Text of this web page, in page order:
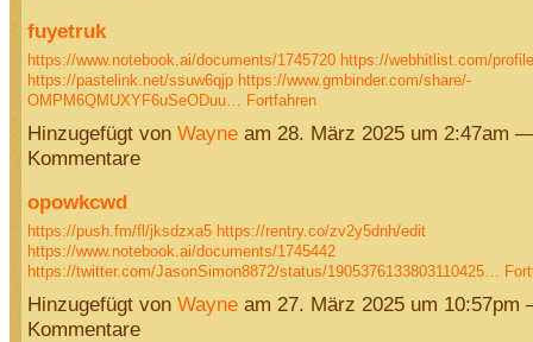
fuyetruk
https://www.notebook.ai/documents/1745720 https://webhitlist.com/
https://pastelink.net/ssuw6qjp https://www.gmbinder.com/share/-
OMPM6QMUXYF6uSeODuu…
Fortfahren
Hinzugefügt von Wayneam 28. März 2025 um 2:47am
Kommentare
opowkcwd
https://push.fm/fl/jksdzxa5 https://rentry.co/zv2y5dnh/edit
https://www.notebook.ai/documents/1745442
https://twitter.com/JasonSimon8872/status/1905376133803110425…
Hinzugefügt von Wayneam 27. März 2025 um 10:57pm
Kommentare